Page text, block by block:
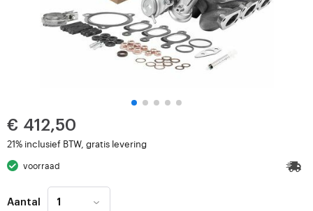
€ 412,50
21% inclusief BTW, gratis levering
voorraad
Aantal